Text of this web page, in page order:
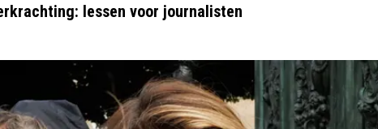
lessen voor journalisten